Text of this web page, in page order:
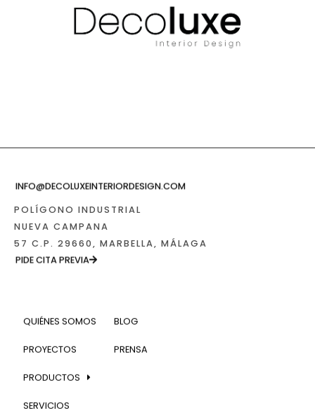
INFO@DECOLUXEINTERIORDESIGN.COM
POLÍGONO INDUSTRIAL
NUEVA CAMPANA
57 C.P. 29660, MARBELLA, MÁLAGA
PIDE CITA PREVIA
QUIÉNES SOMOS
PROYECTOS
PRODUCTOS
SERVICIOS
BLOG
PRENSA